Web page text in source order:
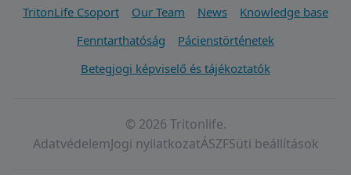
TritonLife Csoport Our Team News
Knowledge base
Fenntarthatóság
Pácienstörténetek
Betegjogi képviselő és tájékoztatók
© 2026 Tritonlife.
AdatvédelemJogi nyilatkozatÁSZFSüti beállítások